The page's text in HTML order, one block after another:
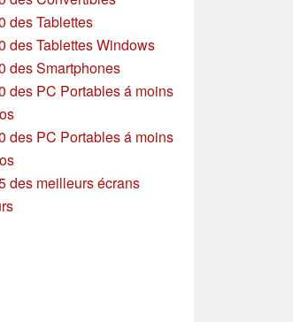
des Tablettes
des Tablettes Windows
des Smartphones
des PC Portables á moins
des PC Portables á moins
des meilleurs écrans